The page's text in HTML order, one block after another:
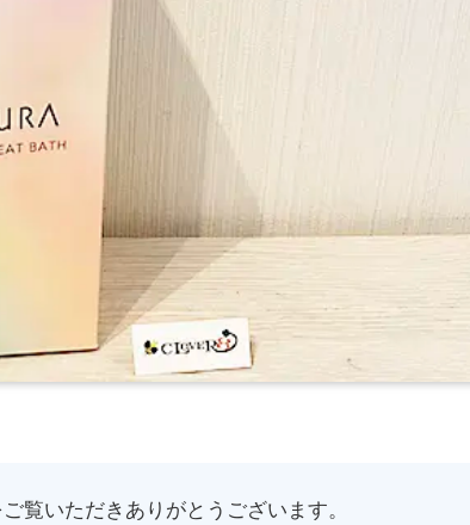
覧いただきありがとうございます。